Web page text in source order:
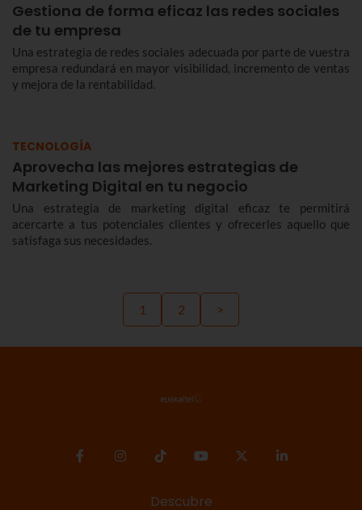
Gestiona de forma eficaz las redes sociales
de tu empresa
Una estrategia de redes sociales adecuada por parte de vuestra
empresa redundará en mayor visibilidad, incremento de ventas
y mejora de la rentabilidad.
TECNOLOGÍA
Aprovecha las mejores estrategias de
Marketing Digital en tu negocio
Una estrategia de marketing digital eficaz te permitirá
acercarte a tus potenciales clientes y ofrecerles aquello que
satisfaga sus necesidades.
1 2 >
Descubre